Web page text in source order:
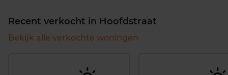
Recent verkocht in Hoofdstraat
Bekijk alle verkochte woningen